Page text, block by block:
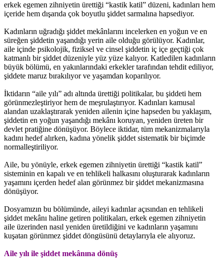
erkek egemen zihniyetin ürettiği “kastik katil” düzeni, kadınları hem
içeride hem dışarıda çok boyutlu şiddet sarmalına hapsediyor.
Kadınların uğradığı şiddet mekânlarını incelerken en yoğun ve en
süreğen şiddetin yaşandığı yerin aile olduğu görülüyor. Kadınlar,
aile içinde psikolojik, fiziksel ve cinsel şiddetin iç içe geçtiği çok
katmanlı bir şiddet düzeniyle yüz yüze kalıyor. Katledilen kadınların
büyük bölümü, en yakınlarındaki erkekler tarafından tehdit ediliyor,
şiddete maruz bırakılıyor ve yaşamdan koparılıyor.
İktidarın “aile yılı” adı altında ürettiği politikalar, bu şiddeti hem
görünmezleştiriyor hem de meşrulaştırıyor. Kadınları kamusal
alandan uzaklaştırarak yeniden ailenin içine hapseden bu yaklaşım,
şiddetin en yoğun yaşandığı mekânı koruyan, yeniden üreten bir
devlet pratiğine dönüşüyor. Böylece iktidar, tüm mekanizmalarıyla
kadını hedef alırken, kadına yönelik şiddet sistematik bir biçimde
normalleştiriliyor.
Aile, bu yönüyle, erkek egemen zihniyetin ürettiği “kastik katil”
sisteminin en kapalı ve en tehlikeli halkasını oluşturarak kadınların
yaşamını içerden hedef alan görünmez bir şiddet mekanizmasına
dönüşüyor.
Dosyamızın bu bölümünde, aileyi kadınlar açısından en tehlikeli
şiddet mekânı haline getiren politikaları, erkek egemen zihniyetin
aile üzerinden nasıl yeniden üretildiğini ve kadınların yaşamını
kuşatan görünmez şiddet döngüsünü detaylarıyla ele alıyoruz.
Aile yılı ile şiddet mekânına dönüş